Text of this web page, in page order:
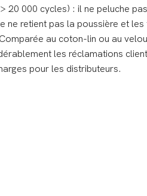
20 000 cycles) : il ne peluche
ne retient pas la poussière et
au coton-lin ou au
les réclamations
pour les distributeurs.